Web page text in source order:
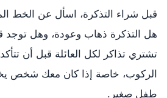
قبل شراء التذكرة، اسأل عن الخط
هل التذكرة ذهاب وعودة، وهل
تشتري تذاكر لكل العائلة قبل أن
الركوب، خاصة إذا كان معك شخص
طفل صغير.